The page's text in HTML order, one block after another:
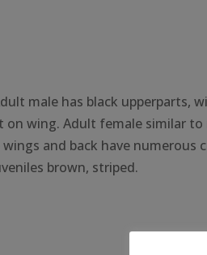
male has black upperparts,
wing. Adult female similar to
and back have numerous
brown, striped.